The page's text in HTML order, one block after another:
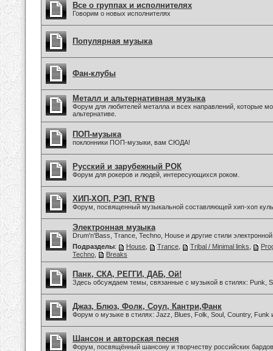
Все о группах и исполнителях
Говорим о новых исполнителях
Популярная музыка
Фан-клубы
Металл и альтернативная музыка
Форум для любителей металла и всех направлений, которые
альтернативе.
ПОП-музыка
поклонники ПОП-музыки, вам СЮДА!
Русский и зарубежный РОК
Форум для рокеров и людей, интересующихся роком.
ХИП-ХОП, РЭП, R'N'B
Форум, посвященный музыкальной составляющей хип-хоп
Электронная музыка
Drum'n'Bass, Trance, Techno, House и другие стили
Подразделы: House Trance Tribal / Minimal links
Techno
Breaks
Панк, СКА, РЕГГИ, ДАБ, Ой!
Здесь обсуждаем темы, связанные с музыкой в стилях: Punk,
Джаз, Блюз, Фолк, Соул, Кантри,Фанк
Форум о музыке в стилях: Jazz, Blues, Folk, Soul, Country, Funk
Шансон и авторская песня
Форум, посвящённый шансону и творчеству российских